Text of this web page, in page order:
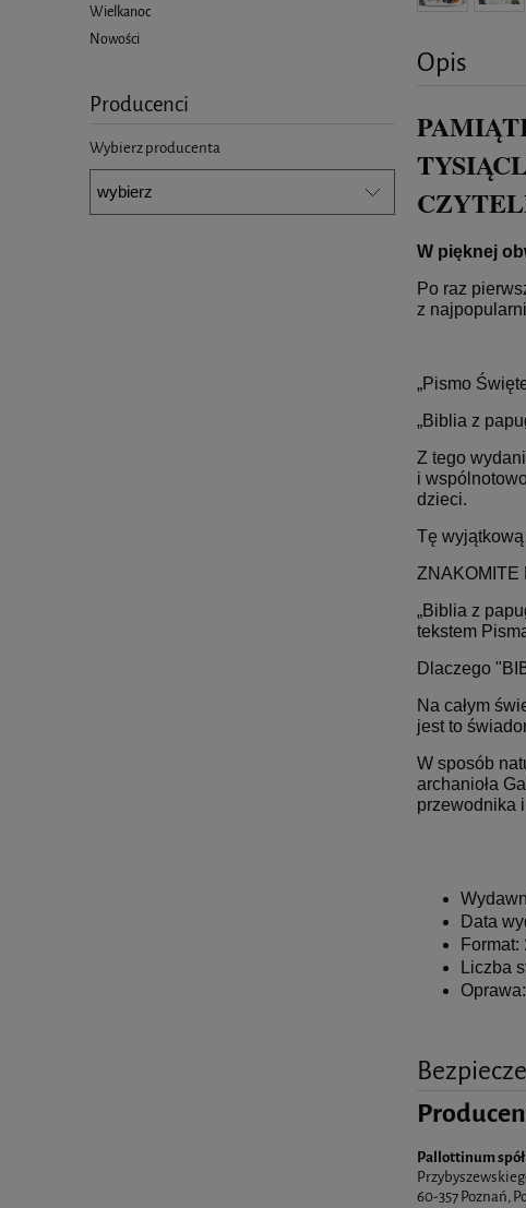
Wielkanoc
Nowości
Producenci
Wybierz producenta
Opis
W pięknej
Po raz
z
„Pismo
„Biblia z
Z tego
i
dzieci.
Tę
ZNAKOMITE
„Biblia z
tekstem
Dlaczego
Na całym
jest to
W sposób
archanioła
przewodnika
Data
Format:
Liczba
Oprawa:
Pallottinum
60-357 Poznań,